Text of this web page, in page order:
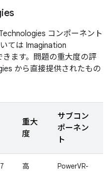
コンポーネント
ては Imagination
ます。問題の重大度の評
から直接提供されたもの
重大
度
サブコン
ポーネン
ト
高
PowerVR-